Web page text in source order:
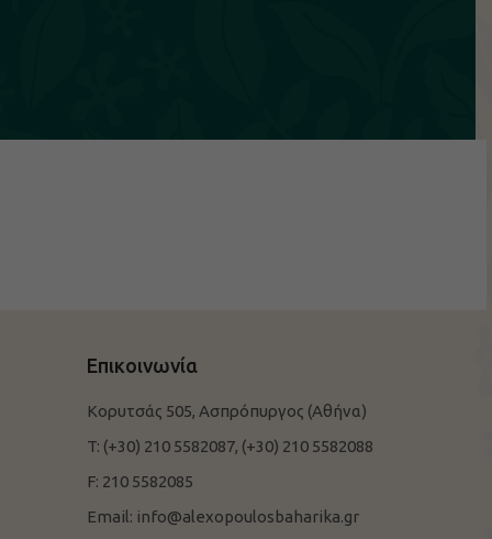
Επικοινωνία
Κορυτσάς 505, Ασπρόπυργος (Αθήνα)
T: (+30) 210 5582087, (+30) 210 5582088
F: 210 5582085
Email: info@alexopoulosbaharika.gr